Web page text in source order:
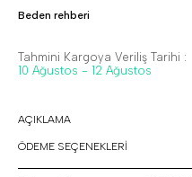
Beden rehberi
Tahmini Kargoya Veriliş Tarihi :
10 Ağustos - 12 Ağustos
AÇIKLAMA
ÖDEME SEÇENEKLERİ